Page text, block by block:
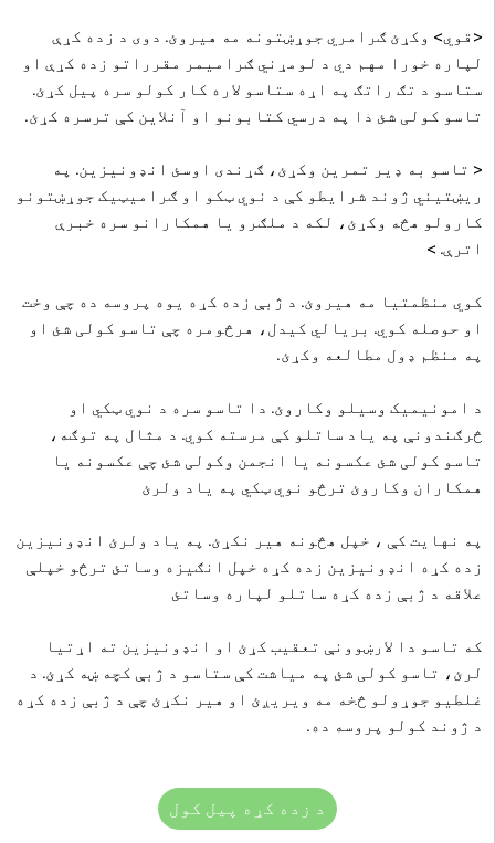
<قوي> وکړئ ګرامري جوړښتونه مه هیروئ. دوی د زده کړې
لپاره خورا مهم دي د لومړني ګرامیمر مقرراتو زده کړې او
ستاسو د تګ راتګ په اړه ستاسو لاره کار کولو سره پیل کړئ.
تاسو کولی شئ دا په درسي کتابونو او آنلاین کې ترسره کړئ.
< تاسو به ډیر تمرین وکړئ، ګړندی اوسئ انډونیزین. په
ریښتیني ژوند شرایطو کې د نوي ټکو او ګرامیټیک جوړښتونو
کارولو هڅه وکړئ، لکه د ملګرو یا همکارانو سره خبرې
اترې. >
کوي منظمتیا مه هیروئ. د ژبې زده کړه یوه پروسه ده چې وخت
او حوصله کوي. بریالي کیدل، هرڅومره چې تاسو کولی شئ او
په منظم ډول مطالعه وکړئ.
د امونیمیک وسیلو وکاروئ. دا تاسو سره د نوي ټکي او
څرګندونې په یاد ساتلو کې مرسته کوي. د مثال په توګه،
تاسو کولی شئ عکسونه یا انجمن وکولی شئ چې عکسونه یا
همکاران وکاروئ ترڅو نوي ټکي په یاد ولرئ
په نهایت کې ، خپل هڅونه هیر نکړئ. په یاد ولرئ انډونیزین
زده کړه انډونیزین زده کړه خپل انګیزه وساتئ ترڅو خپلې
علاقه د ژبې زده کړه ساتلو لپاره وساتئ
که تاسو دا لارښوونې تعقیب کړئ او انډونیزین ته اړتیا
لرئ، تاسو کولی شئ په میاشت کې ستاسو د ژبې کچه ښه کړئ. د
غلطیو جوړولو څخه مه ویریږئ او هیر نکړئ چې د ژبې زده کړه
د ژوند کولو پروسه ده.
د زده کړه پیل کول